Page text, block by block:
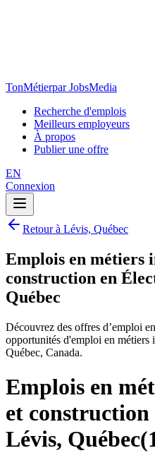
TonMétierpar JobsMedia
Recherche d'emplois
Meilleurs employeurs
À propos
Publier une offre
EN
Connexion
Retour à Lévis, Québec
Emplois en métiers
construction en
Québec
Découvrez des offres d’emploi
opportunités d'emploi en métiers
Québec, Canada.
Emplois en
et
Lévis, Québec(